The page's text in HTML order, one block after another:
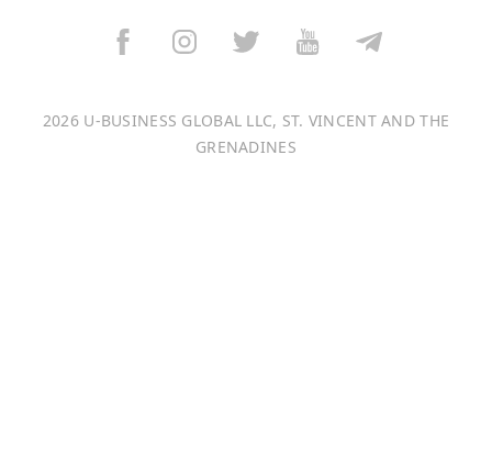
Français
2026 U-BUSINESS GLOBAL LLC, ST. VINCENT AND THE
GRENADINES